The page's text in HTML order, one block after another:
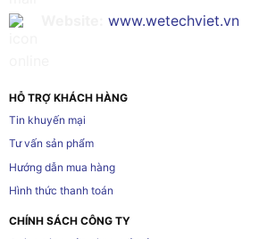
www.wetechviet.vn
HỖ TRỢ KHÁCH HÀNG
Tin khuyến mại
Tư vấn sản phẩm
Hướng dẫn mua hàng
Hình thức thanh toán
CHÍNH SÁCH CÔNG TY